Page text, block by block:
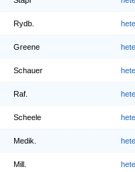
Rydb.
Greene
Schauer
Raf.
Scheele
Medik.
Mill.